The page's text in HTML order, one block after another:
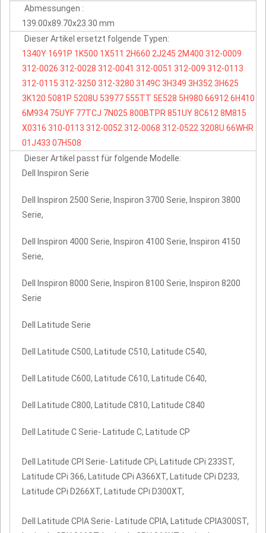
Abmessungen :
139.00x89.70x23.30 mm
Dieser Artikel ersetzt folgende Typen:
1340Y 1691P 1K500 1X511 2H660 2J245 2M400 312-0009
312-0026 312-0028 312-0041 312-0051 312-009 312-0113
312-0115 312-3250 312-3280 3149C3H349 3H352 3H625
3K120 5081P 5208U 53977 555TT 5E528 5H980 66912 6H410
6M934 75UYF 77TCJ 7N025 800BTPR 851UY8C612 8M815
X0316 310-0113 312-0052 312-0068 312-0522 3208U 66WHR
01J433 07H508
Dieser Artikel passt für folgende Modelle:
Dell Inspiron Serie
Dell Inspiron 2500 Serie, Inspiron 3700 Serie, Inspiron 3800
Serie,
Dell Inspiron 4000 Serie, Inspiron 4100 Serie, Inspiron 4150
Serie,
Dell Inspiron 8000 Serie, Inspiron 8100 Serie, Inspiron 8200
Serie
Dell Latitude Serie
Dell Latitude C500, Latitude C510, Latitude C540,
Dell Latitude C600, Latitude C610, Latitude C640,
Dell Latitude C800, Latitude C810, Latitude C840
Dell Latitude C Serie- Latitude C, Latitude CP
Dell Latitude CPI Serie- Latitude CPi, Latitude CPi 233ST,
Latitude CPi 366, Latitude CPi A366XT, Latitude CPi D233,
Latitude CPi D266XT, Latitude CPi D300XT,
Dell Latitude CPIA Serie- Latitude CPIA, Latitude CPIA300ST,